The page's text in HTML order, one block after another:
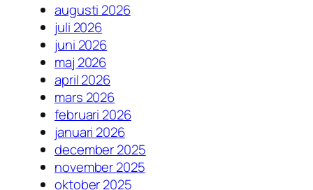
augusti 2026
juli 2026
juni 2026
maj 2026
april 2026
mars 2026
februari 2026
januari 2026
december 2025
november 2025
oktober 2025